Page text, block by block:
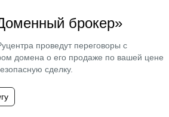
брокер»
проведут переговоры с
домена о его продаже по вашей цене
сделку.